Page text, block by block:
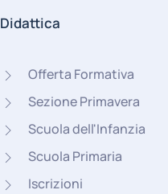
Didattica
Offerta Formativa
Sezione Primavera
Scuola dell'Infanzia
Scuola Primaria
Iscrizioni